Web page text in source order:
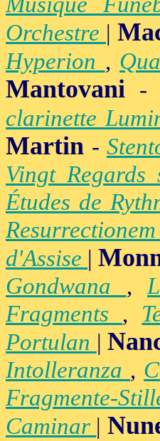
Orchestre |
Hyperion ,
Mantovani -
clarinette
Martin -
Vingt
Études de
d'Assise |
Gondwana ,
Fragments ,
Portulan |
Intolleranza ,
Fragmente-
Caminar |